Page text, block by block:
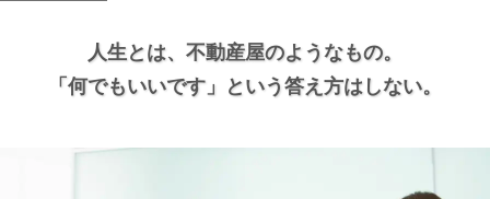
人生とは、 不動産屋のようなもの。
「何でもいいです」という答え方はしない。